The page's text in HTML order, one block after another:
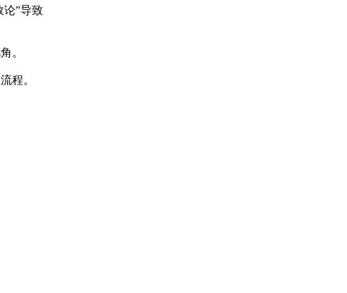
论”导致
。
程。